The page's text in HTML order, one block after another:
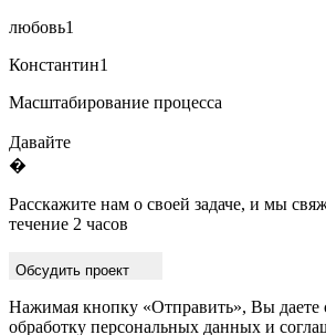
любовь1
Константин1
Масштабирование процесса
Давайте
�
Расскажите нам о своей задаче, и мы
течение 2 часов
Обсудить проект
Нажимая кнопку «Отправить», Вы даете
обработку персональных данных и